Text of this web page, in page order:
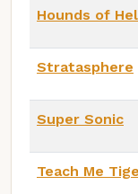
Hounds of
Stratasphere
Super Sonic
Teach Me